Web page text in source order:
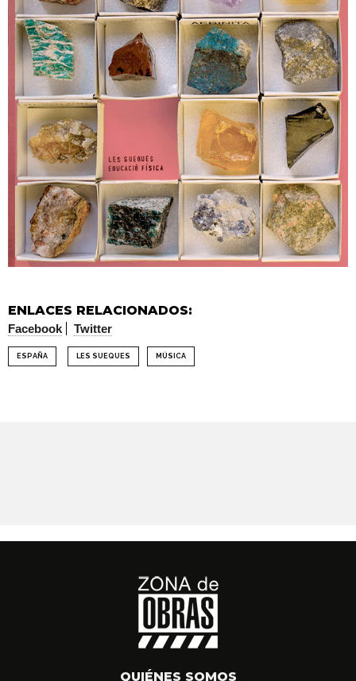
ENLACES RELACIONADOS:
Facebook Twitter
ESPAÑA LES SUEQUES MÚSICA
QUIÉNES SOMOS